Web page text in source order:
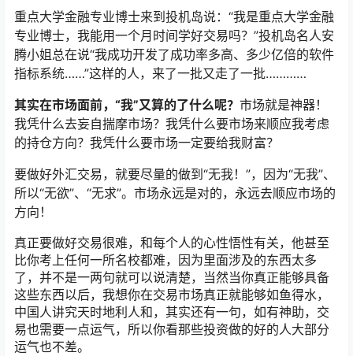
重点大学金融专业博士来到投机岛说：“我是重点大学金融
专业博士，我能用一个月时间学好交易吗？”投机岛名人安
腾小姐总在说“我成功开发了成功率多高、多少亿倍的软件
指标系统……”这样的人，来了一批又走了一批…………
其实在市场面前，“我”又算的了什么呢？ 市场就是神器！
我凭什么去妄自揣摩市场？我凭什么要市场来顺应我考虑
的持仓方向？我凭什么要市场一定要给我财富？
要做好外汇交易，就要尽量的做到“无我！”，因为“无我”、
所以“无欲”、“无求”。市场永远是对的，永远去顺应市场的
方向！
真正要做好交易很难，和每个人的心性悟性有关，他甚至
比你考上任何一所名校都难，因为里面涉及的东西太多
了，并不是一两句就可以说清楚，当然当你真正能够具备
这些东西以后，我想你在交易市场真正就能够如鱼得水，
中国人讲究天时地利人和，其实还有一句，如有神助，交
易也需要一点运气，所以你看那些投资做的好的人大部分
运气也不差。